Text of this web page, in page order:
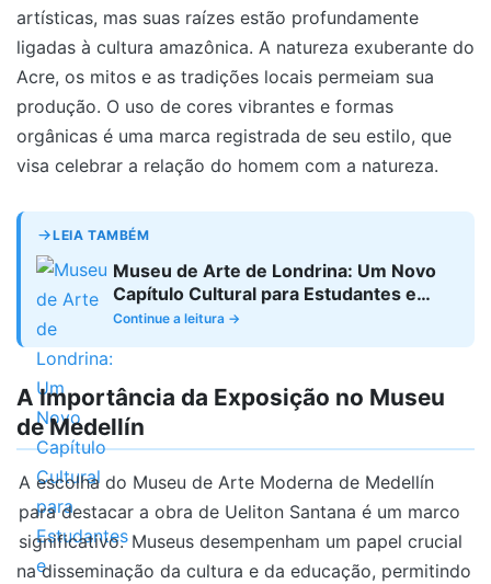
artísticas, mas suas raízes estão profundamente
ligadas à cultura amazônica. A natureza exuberante do
Acre, os mitos e as tradições locais permeiam sua
produção. O uso de cores vibrantes e formas
orgânicas é uma marca registrada de seu estilo, que
visa celebrar a relação do homem com a natureza.
LEIA TAMBÉM
Museu de Arte de Londrina: Um Novo
Capítulo Cultural para Estudantes e
Professores
Continue a leitura →
A Importância da Exposição no Museu
de Medellín
A escolha do Museu de Arte Moderna de Medellín
para destacar a obra de Ueliton Santana é um marco
significativo.Museus desempenham um papel crucial
na disseminação da cultura e da educação, permitindo